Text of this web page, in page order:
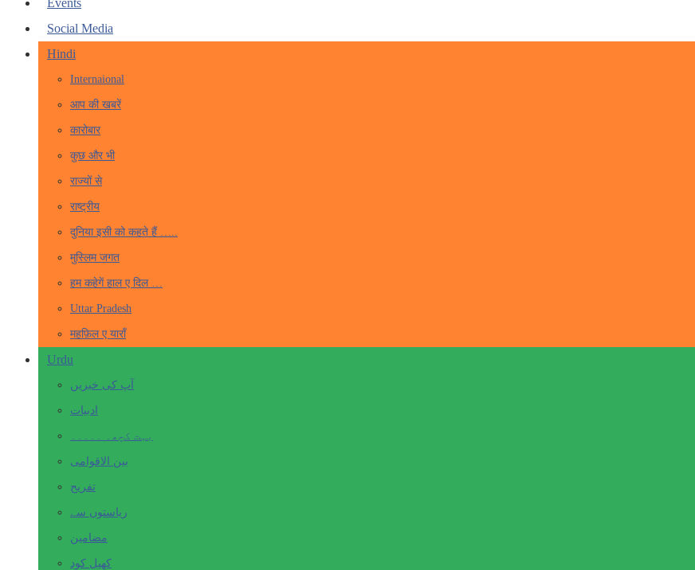
Events
Social Media
Hindi
Internaional
आप की खबरें
कारोबार
कुछ और भी
राज्यों से
राष्ट्रीय
दुनिया इसी को कहते हैं …..
मुस्लिम जगत
हम कहेगें हाल ए दिल …
Uttar Pradesh
महफ़िल ए याराँ
Urdu
آپ کی خبریں
ادبیات
بہت کچھ۔ ۔۔۔۔۔
بین الاقوامی
تفریح
ریاستوں سے
مضامین
کھیل کود